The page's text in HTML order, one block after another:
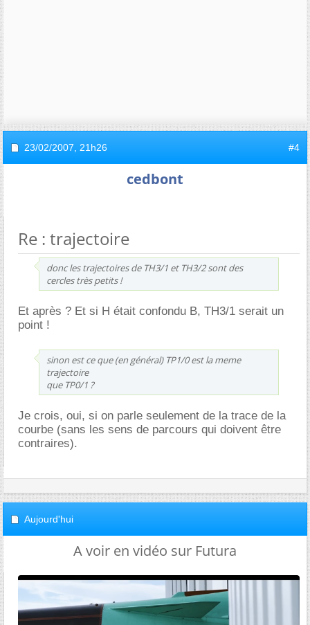
23/02/2007, 21h26 #4
cedbont
Re : trajectoire
donc les trajectoires de TH3/1 et TH3/2 sont des
cercles très petits !
Et après ? Et si H était confondu B, TH3/1 serait un
point !
sinon est ce que (en général) TP1/0 est la meme
trajectoire
que TP0/1 ?
Je crois, oui, si on parle seulement de la trace de la
courbe (sans les sens de parcours qui doivent être
contraires).
Aujourd'hui
A voir en vidéo sur Futura